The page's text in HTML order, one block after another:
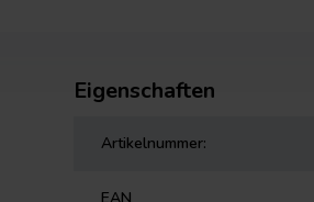
Eigenschaften
Artikelnummer: